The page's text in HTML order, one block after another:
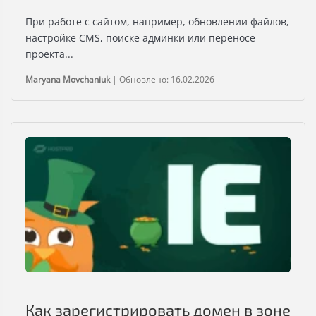
При работе с сайтом, например, обновлении файлов,
настройке CMS, поиске админки или переносе
проекта...
Maryana Movchaniuk| Обновлено: 16.02.2026
Как зарегистрировать домен в зоне